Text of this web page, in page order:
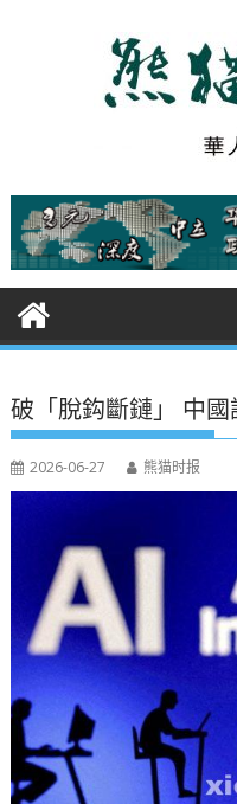
t
破「脫鈎斷鏈」 中
2026-06-27 熊猫时报